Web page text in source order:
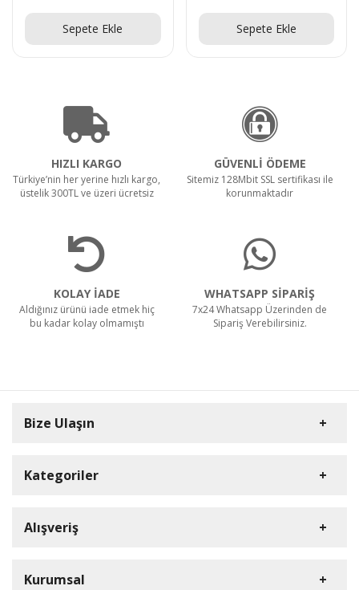
Sepete Ekle
Sepete Ekle
HIZLI KARGO
Türkiye’nin her yerine hızlı kargo,
üstelik 300TL ve üzeri ücretsiz
GÜVENLİ ÖDEME
Sitemiz 128Mbit SSL sertifikası ile
korunmaktadır
KOLAY İADE
Aldığınız ürünü iade etmek hiç
bu kadar kolay olmamıştı
WHATSAPP SİPARİŞ
7x24 Whatsapp Üzerinden de
Sipariş Verebilirsiniz.
Bize Ulaşın
0(352) 231 92 94
Kategoriler
Rulopak
Ermop
Alışveriş
Kurumsal